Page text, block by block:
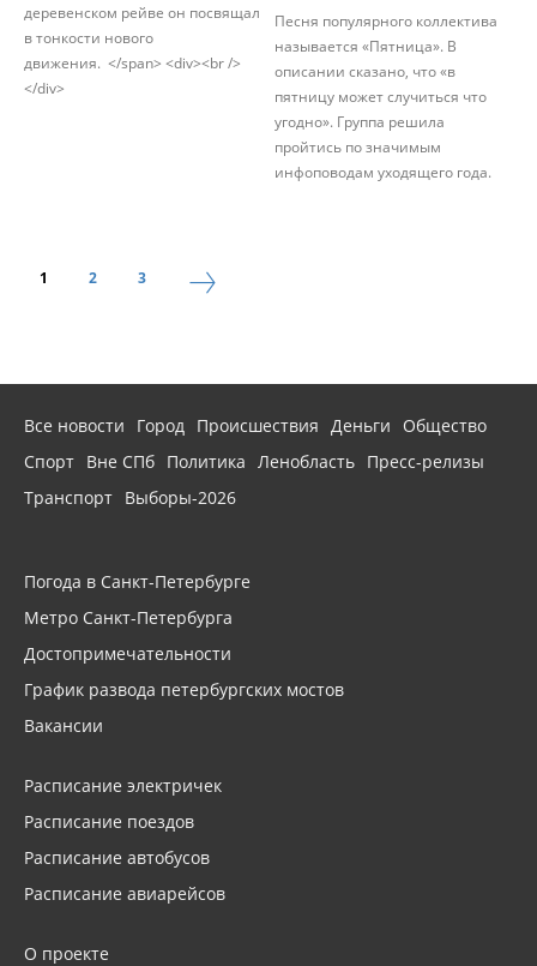
деревенском рейве он посвящал
в тонкости нового
движения. </span> <div><br />
</div>
Песня популярного коллектива
называется «Пятница». В
описании сказано, что «в
пятницу может случиться что
угодно». Группа решила
пройтись по значимым
инфоповодам уходящего года.
1 2 3
Все новости Город Происшествия Деньги
Общество
Спорт Вне СПб Политика Ленобласть Пресс-релизы
Транспорт Выборы-2026
Погода в Санкт-Петербурге
Метро Санкт-Петербурга
Достопримечательности
График развода петербургских мостов
Вакансии
Расписание электричек
Расписание поездов
Расписание автобусов
Расписание авиарейсов
О проекте